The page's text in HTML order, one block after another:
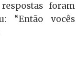
foram
“Então vocês